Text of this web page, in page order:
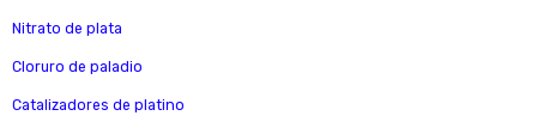
Nitrato de plata
Cloruro de paladio
Catalizadores de platino